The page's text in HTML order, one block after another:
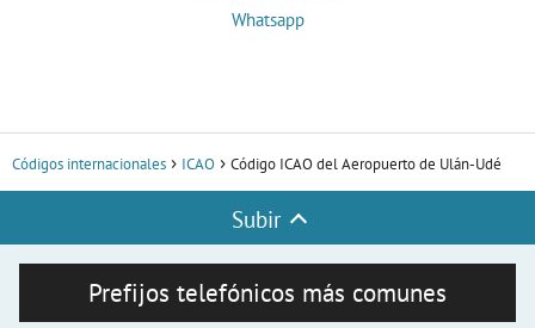
Whatsapp
Códigos internacionales ICAO Código ICAO del Aeropuerto de Ulán-Udé
Subir
Prefijos telefónicos más comunes